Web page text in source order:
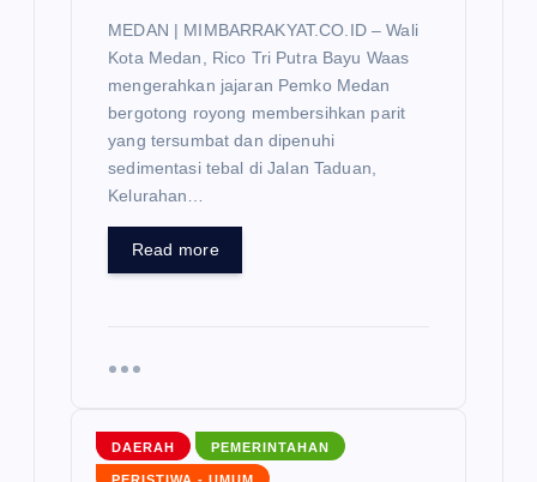
MEDAN | MIMBARRAKYAT.CO.ID – Wali
Kota Medan, Rico Tri Putra Bayu Waas
mengerahkan jajaran Pemko Medan
bergotong royong membersihkan parit
yang tersumbat dan dipenuhi
sedimentasi tebal di Jalan Taduan,
Kelurahan…
Read more
DAERAH PEMERINTAHAN